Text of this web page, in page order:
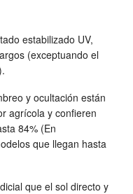
estabilizado UV,
(exceptuando el
y ocultación están
agrícola y confieren
84% (En
que llegan hasta
que el sol directo y